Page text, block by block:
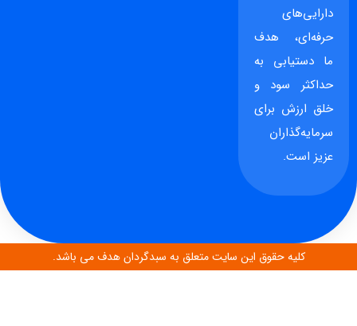
دارایی‌های
حرفه‌ای، هدف
ما دستیابی به
حداکثر سود و
خلق ارزش برای
سرمایه‌گذاران
عزیز است.
کلیه حقوق این سایت متعلق به سبدگردان هدف می باشد.